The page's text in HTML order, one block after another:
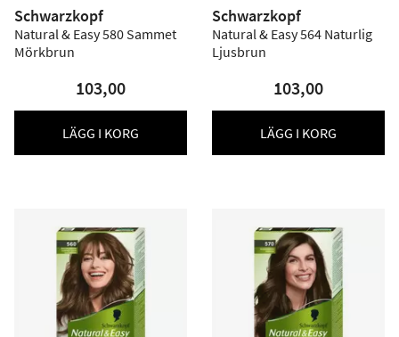
Schwarzkopf
Natural & Easy 580 Sammet
Mörkbrun
103,00
LÄGG I KORG
Schwarzkopf
Natural & Easy 564 Naturlig
Ljusbrun
103,00
LÄGG I KORG